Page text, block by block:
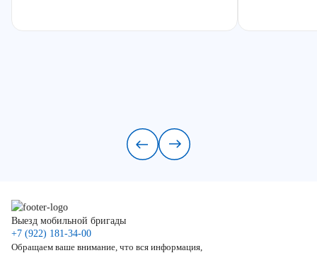
Выезд мобильной бригады
+7 (922) 181-34-00
Обращаем ваше внимание, что вся информация,